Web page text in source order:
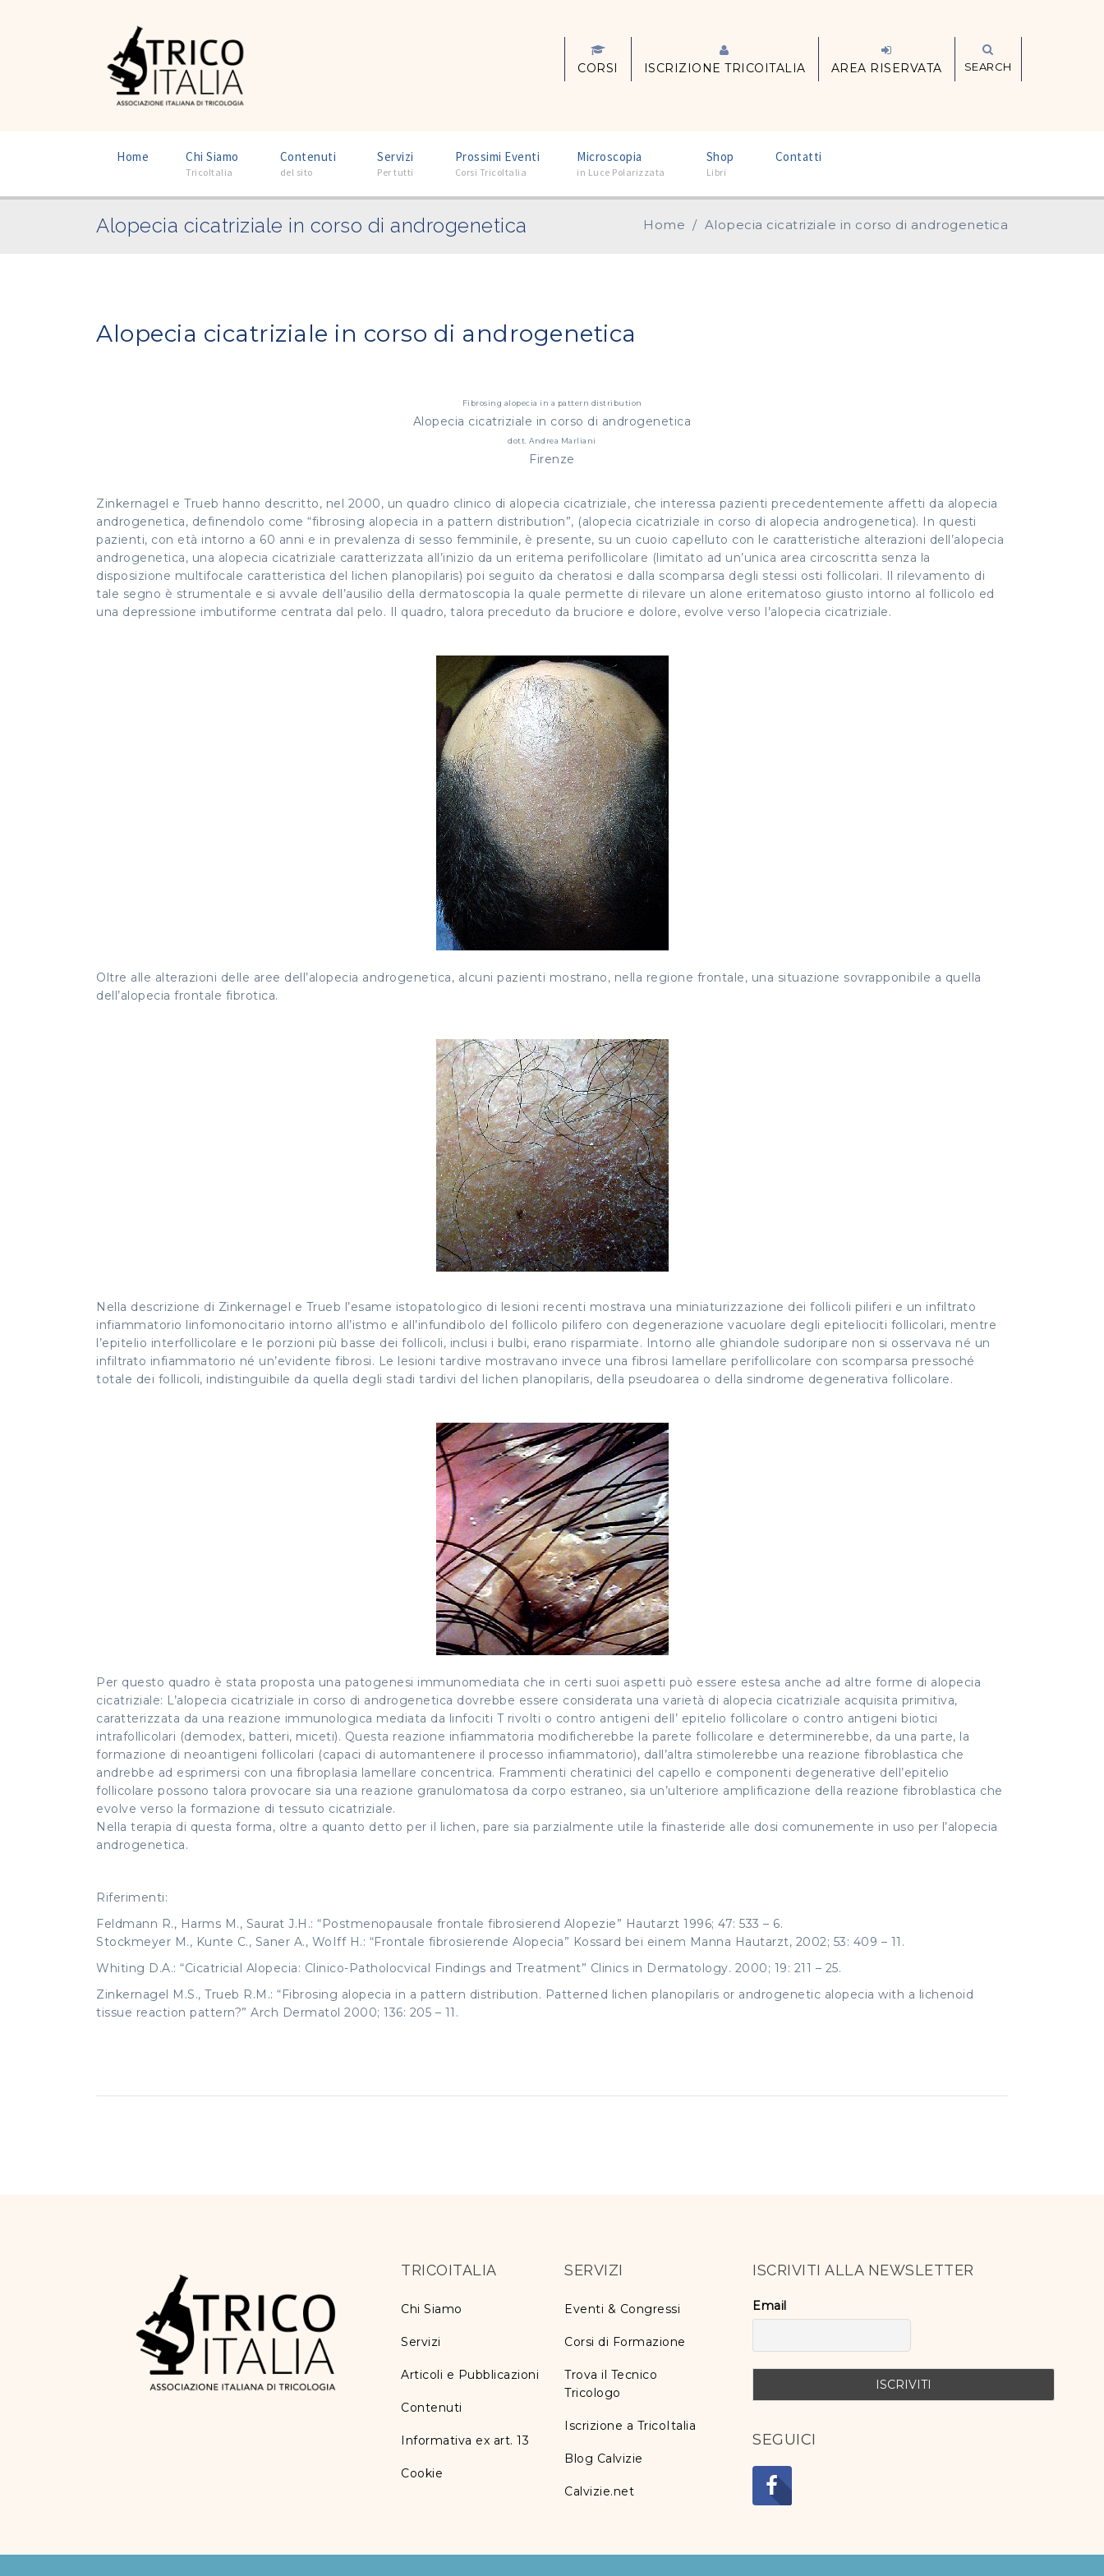
CORSI ISCRIZIONE TRICOITALIA AREA RISERVATA SEARCH
Home Chi Siamo
TricoItalia
Contenuti
del sito
Servizi
Per tutti
Prossimi Eventi
Corsi TricoItalia
Microscopia
in Luce Polarizzata
Shop
Libri
Contatti
Alopecia cicatriziale in corso di androgenetica Home / Alopecia cicatriziale in corso di androgenetica
Alopecia cicatriziale in corso di androgenetica
Fibrosing alopecia in a pattern distribution
Alopecia cicatriziale in corso di androgenetica
dott. Andrea Marliani
Firenze
Zinkernagel e Trueb hanno descritto, nel 2000, un quadro clinico di alopecia cicatriziale, che interessa pazienti precedentemente affetti da alopecia
androgenetica, definendolo come “fibrosing alopecia in a pattern distribution”, (alopecia cicatriziale in corso di alopecia androgenetica). In questi
pazienti, con età intorno a 60 anni e in prevalenza di sesso femminile, è presente, su un cuoio capelluto con le caratteristiche alterazioni dell’alopecia
androgenetica, una alopecia cicatriziale caratterizzata all’inizio da un eritema perifollicolare (limitato ad un’unica area circoscritta senza la
disposizione multifocale caratteristica del lichen planopilaris) poi seguito da cheratosi e dalla scomparsa degli stessi osti follicolari. Il rilevamento di
tale segno è strumentale e si avvale dell’ausilio della dermatoscopia la quale permette di rilevare un alone eritematoso giusto intorno al follicolo ed
una depressione imbutiforme centrata dal pelo. Il quadro, talora preceduto da bruciore e dolore, evolve verso l’alopecia cicatriziale.
Oltre alle alterazioni delle aree dell’alopecia androgenetica, alcuni pazienti mostrano, nella regione frontale, una situazione sovrapponibile a quella
dell’alopecia frontale fibrotica.
Nella descrizione di Zinkernagel e Trueb l’esame istopatologico di lesioni recenti mostrava una miniaturizzazione dei follicoli piliferi e un infiltrato
infiammatorio linfomonocitario intorno all’istmo e all’infundibolo del follicolo pilifero con degenerazione vacuolare degli epiteliociti follicolari, mentre
l’epitelio interfollicolare e le porzioni più basse dei follicoli, inclusi i bulbi, erano risparmiate. Intorno alle ghiandole sudoripare non si osservava né un
infiltrato infiammatorio né un’evidente fibrosi. Le lesioni tardive mostravano invece una fibrosi lamellare perifollicolare con scomparsa pressoché
totale dei follicoli, indistinguibile da quella degli stadi tardivi del lichen planopilaris, della pseudoarea o della sindrome degenerativa follicolare.
Per questo quadro è stata proposta una patogenesi immunomediata che in certi suoi aspetti può essere estesa anche ad altre forme di alopecia
cicatriziale: L’alopecia cicatriziale in corso di androgenetica dovrebbe essere considerata una varietà di alopecia cicatriziale acquisita primitiva,
caratterizzata da una reazione immunologica mediata da linfociti T rivolti o contro antigeni dell’ epitelio follicolare o contro antigeni biotici
intrafollicolari (demodex, batteri, miceti). Questa reazione infiammatoria modificherebbe la parete follicolare e determinerebbe, da una parte, la
formazione di neoantigeni follicolari (capaci di automantenere il processo infiammatorio), dall’altra stimolerebbe una reazione fibroblastica che
andrebbe ad esprimersi con una fibroplasia lamellare concentrica. Frammenti cheratinici del capello e componenti degenerative dell’epitelio
follicolare possono talora provocare sia una reazione granulomatosa da corpo estraneo, sia un’ulteriore amplificazione della reazione fibroblastica che
evolve verso la formazione di tessuto cicatriziale.
Nella terapia di questa forma, oltre a quanto detto per il lichen, pare sia parzialmente utile la finasteride alle dosi comunemente in uso per l’alopecia
androgenetica.
Riferimenti:
Feldmann R., Harms M., Saurat J.H.: “Postmenopausale frontale fibrosierend Alopezie” Hautarzt 1996; 47: 533 – 6.
Stockmeyer M., Kunte C., Saner A., WoIff H.: “Frontale fibrosierende Alopecia” Kossard bei einem Manna Hautarzt, 2002; 53: 409 – 11.
Whiting D.A.: “Cicatricial Alopecia: Clinico-Patholocvical Findings and Treatment” Clinics in Dermatology. 2000; 19: 211 – 25.
Zinkernagel M.S., Trueb R.M.: “Fibrosing alopecia in a pattern distribution. Patterned lichen planopilaris or androgenetic alopecia with a lichenoid
tissue reaction pattern?” Arch Dermatol 2000; 136: 205 – 11.
TRICOITALIA
Chi Siamo
Servizi
Articoli e Pubblicazioni
Contenuti
Informativa ex art. 13
Cookie
SERVIZI
Eventi & Congressi
Corsi di Formazione
Trova il Tecnico
Tricologo
Iscrizione a TricoItalia
Blog Calvizie
Calvizie.net
ISCRIVITI ALLA NEWSLETTER
Email
SEGUICI